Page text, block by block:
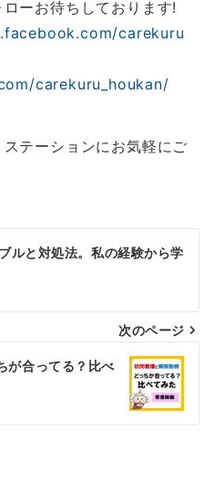
ーお待ちしております!
carekuru
carekuru_houkan/
テーションにお気軽にご
ルと対処法。私の経験から学
次のページ
が合ってる？比べ